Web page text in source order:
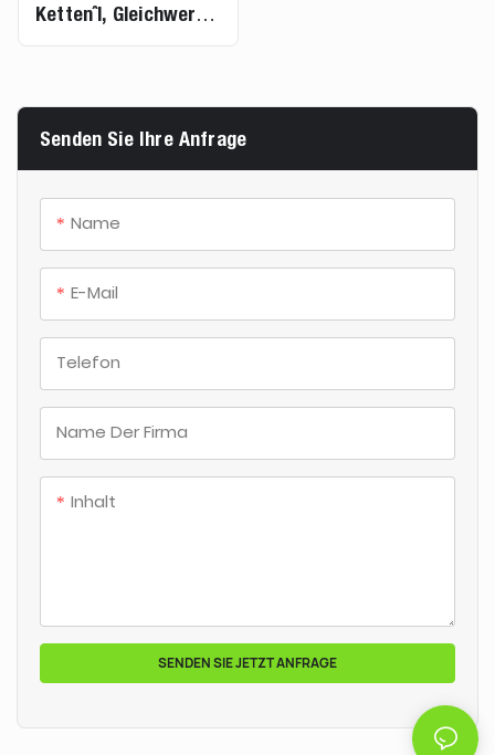
Senden Sie Ihre Anfrage
Name
E-Mail
Telefon
Name Der Firma
Inhalt
SENDEN SIE JETZT ANFRAGE
Kettenöl, Gleichwertig